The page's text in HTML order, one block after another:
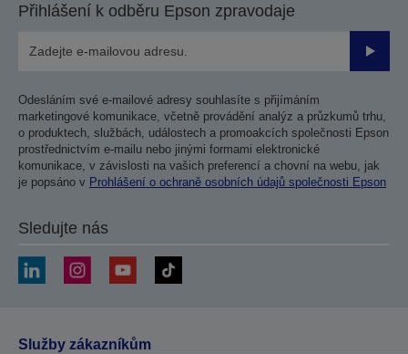
Přihlášení k odběru Epson zpravodaje
Odesláním své e-mailové adresy souhlasíte s přijímáním
marketingové komunikace, včetně provádění analýz a průzkumů trhu,
o produktech, službách, událostech a promoakcích společnosti Epson
prostřednictvím e-mailu nebo jinými formami elektronické
komunikace, v závislosti na vašich preferencí a chovní na webu, jak
je popsáno v Prohlášení o ochraně osobních údajů společnosti Epson
Sledujte nás
Služby zákazníkům